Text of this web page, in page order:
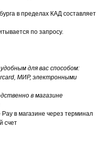
в пределах КАД составляет
по запросу.
для вас способом:
МИР, электронными
в магазине
в магазине через терминал
счет